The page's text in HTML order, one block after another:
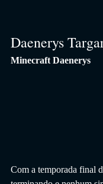
Daenerys
Minecraft Daenerys
Com a temporada final